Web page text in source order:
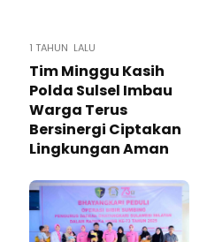
1 TAHUN LALU
Tim Minggu Kasih
Polda Sulsel Imbau
Warga Terus
Bersinergi Ciptakan
Lingkungan Aman